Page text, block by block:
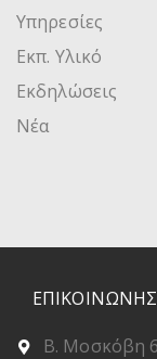
Υπηρεσίες
Εκπ. Υλικό
Εκδηλώσεις
Νέα
Β. Μοσκόβη